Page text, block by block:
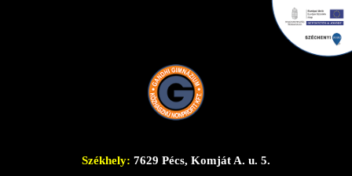
Székhely: 7629 Pécs, Komját A. u. 5.